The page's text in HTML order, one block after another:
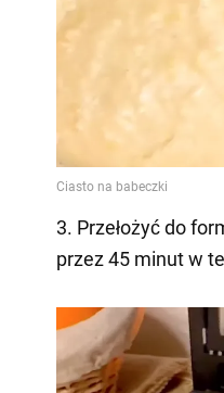
3. Przełożyć do
przez 45 minut w